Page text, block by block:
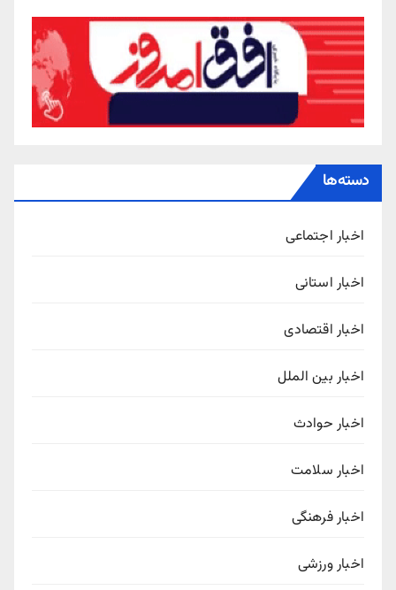
دسته‌ها
اخبار اجتماعی
اخبار استانی
اخبار اقتصادی
اخبار بین الملل
اخبار حوادث
اخبار سلامت
اخبار فرهنگی
اخبار ورزشی